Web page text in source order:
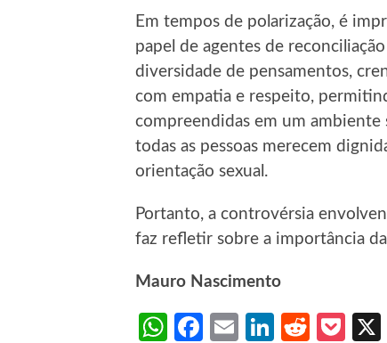
Em tempos de polarização, é
papel de agentes de
diversidade de pensamentos,
com empatia e respeito,
compreendidas em um ambiente
todas as pessoas merecem
orientação sexual.
Portanto, a controvérsia
faz refletir sobre a importância
Mauro Nascimento
WhatsApp
Facebook
EmailLinkedIn
Reddit